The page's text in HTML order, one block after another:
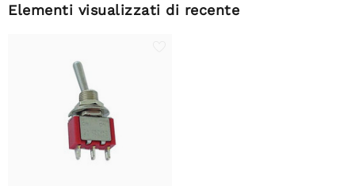
Elementi visualizzati di recente